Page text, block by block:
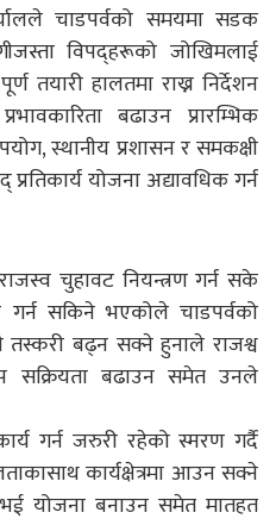
चाडपर्वको समयमा सडक
विपद्हरूको जोखिमलाई
तयारी हालतमा राख्न निर्देशन
बढाउन प्रारम्भिक
स्थानीय प्रशासन र समकक्षी
योजना अद्यावधिक गर्न
चुहावट नियन्त्रण गर्न सके
गर्न सकिने भएकोले चाडपर्वको
तस्करी बढ्न सक्ने हुनाले राजश्व
सक्रियता बढाउन समेत उनले
गर्न जरुरी रहेको स्मरण गर्दै
कार्यक्षेत्रमा आउन सक्ने
योजना बनाउन समेत मातहत